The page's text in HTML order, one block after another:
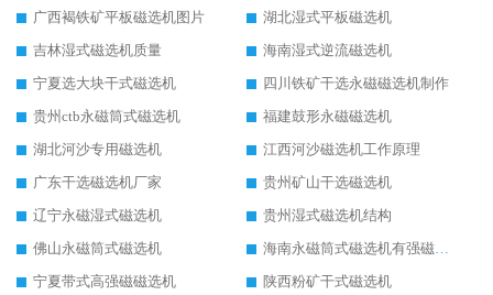
广西褐铁矿平板磁选机图片
湖北湿式平板磁选机
吉林湿式磁选机质量
海南湿式逆流磁选机
宁夏选大块干式磁选机
四川铁矿干选永磁磁选机制作
贵州ctb永磁筒式磁选机
福建鼓形永磁磁选机
湖北河沙专用磁选机
江西河沙磁选机工作原理
广东干选磁选机厂家
贵州矿山干选磁选机
辽宁永磁湿式磁选机
贵州湿式磁选机结构
佛山永磁筒式磁选机
海南永磁筒式磁选机有强磁的吗
宁夏带式高强磁磁选机
陕西粉矿干式磁选机